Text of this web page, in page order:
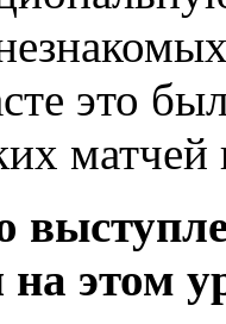
это
на этом